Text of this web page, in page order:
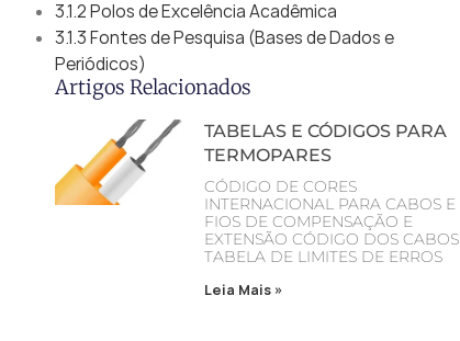
3.1.2 Polos de Excelência Acadêmica
3.1.3 Fontes de Pesquisa (Bases de Dados e
Periódicos)
Artigos Relacionados
TABELAS E CÓDIGOS PARA
TERMOPARES
CÓDIGO DE CORES
INTERNACIONAL PARA CABOS E
FIOS DE COMPENSAÇÃO E
EXTENSÃO CÓDIGO DOS CABOS
TABELA DE LIMITES DE ERROS
Leia Mais »